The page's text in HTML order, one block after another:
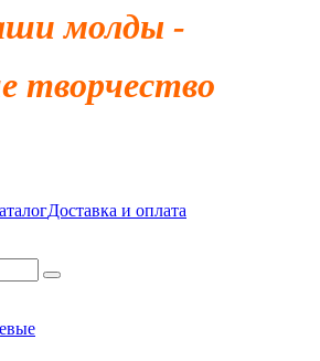
молды -
творчество
Доставка и оплата